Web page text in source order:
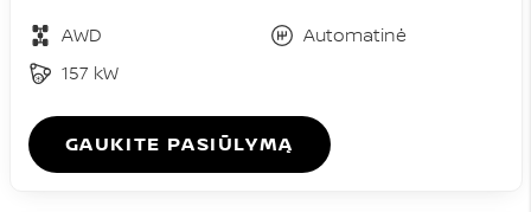
AWD
Automatinė
157 kW
GAUKITE PASIŪLYMĄ